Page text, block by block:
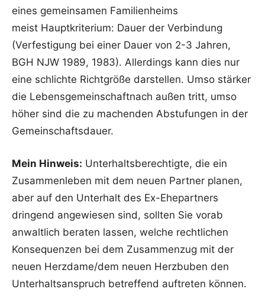
eines gemeinsamen Familienheims
meist Hauptkriterium: Dauer der Verbindung
(Verfestigung bei einer Dauer von 2-3 Jahren,
BGH NJW 1989, 1983). Allerdings kann dies nur
eine schlichte Richtgröße darstellen. Umso stärker
die Lebensgemeinschaftnach außen tritt, umso
höher sind die zu machenden Abstufungen in der
Gemeinschaftsdauer.
Mein Hinweis: Unterhaltsberechtigte, die ein
Zusammenleben mit dem neuen Partner planen,
aber auf den Unterhalt des Ex-Ehepartners
dringend angewiesen sind, sollten Sie vorab
anwaltlich beraten lassen, welche rechtlichen
Konsequenzen bei dem Zusammenzug mit der
neuen Herzdame/dem neuen Herzbuben den
Unterhaltsanspruch betreffend auftreten können.